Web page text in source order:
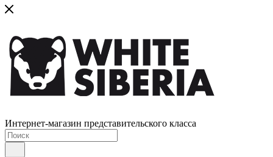
Интернет-магазин представительского класса